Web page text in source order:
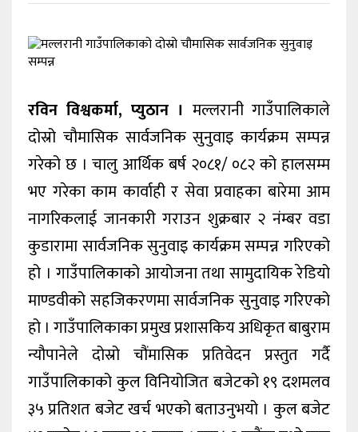
अन्तर्वार्ता
राशिफल
रविन विश्वकर्मा, प्युठान । मल्लरानी गाउँपालिकाले
दोस्रो चौमासिक सार्वजनिक सुनुवाइ कार्यक्रम सम्पन्न
गरेको छ । चालु आर्थिक बर्ष २०८१/ ०८२ को हालसम्म
भए गरेका काम कार्वाही र सेवा प्रवाहका बारेमा आम
नागरिकलाई जानकारी गराउन शुक्रबार २ नंम्बर वडा
कुडारामा सार्वजनिक सुनुवाइ कार्यक्रम सम्पन्न गरिएको
हो । गाउँपालिकाको आयोजना तथा सामुदायिक रेडियो
माण्डवीको सहजिकरणमा सार्वजनिक सुनुवाइ गरिएको
हो । गाउँपालिकाका प्रमुख प्रशासकिय अधिकृत बाबुराम
न्यौपानेले दोस्रो चौंमासिक प्रतिवेदन प्रस्तुत गर्दै
गाउँपालिकाको कुल विनियोजित बजेटको १९ दशमलव
३५ प्रतिशत बजेट खर्च भएको बताउनुभयो । कुल बजेट